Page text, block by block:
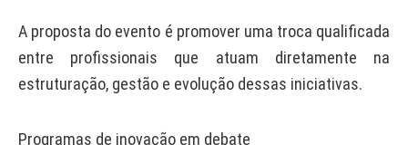
A proposta do evento é promover uma troca qualificada
entre profissionais que atuam diretamente na
estruturação, gestão e evolução dessas iniciativas.
Programas de inovação em debate